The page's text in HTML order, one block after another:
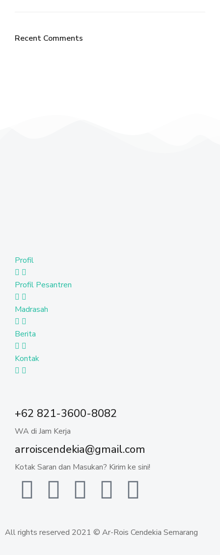
Recent Comments
Profil
Profil Pesantren
Madrasah
Berita
Kontak
+62 821-3600-8082
WA di Jam Kerja
arroiscendekia@gmail.com
Kotak Saran dan Masukan? Kirim ke sini!
All rights reserved 2021 © Ar-Rois Cendekia Semarang